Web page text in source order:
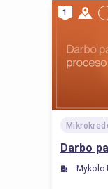
1
Darbo
Mykolo